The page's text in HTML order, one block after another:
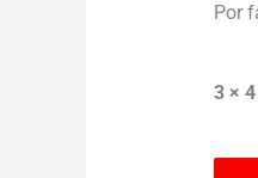
Por
3 × 4